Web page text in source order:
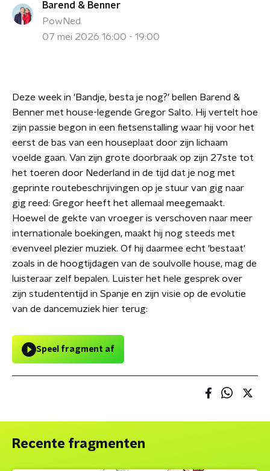
Barend & Benner
PowNed
07 mei 2026 16:00 - 19:00
Deze week in 'Bandje, besta je nog?’ bellen Barend &
Benner met house-legende Gregor Salto. Hij vertelt hoe
zijn passie begon in een fietsenstalling waar hij voor het
eerst de bas van een houseplaat door zijn lichaam
voelde gaan. Van zijn grote doorbraak op zijn 27ste tot
het toeren door Nederland in de tijd dat je nog met
geprinte routebeschrijvingen op je stuur van gig naar
gig reed: Gregor heeft het allemaal meegemaakt.
Hoewel de gekte van vroeger is verschoven naar meer
internationale boekingen, maakt hij nog steeds met
evenveel plezier muziek. Of hij daarmee echt 'bestaat'
zoals in de hoogtijdagen van de soulvolle house, mag de
luisteraar zelf bepalen. Luister het hele gesprek over
zijn studententijd in Spanje en zijn visie op de evolutie
van de dancemuziek hier terug:
Speel fragment af
Recente fragmenten